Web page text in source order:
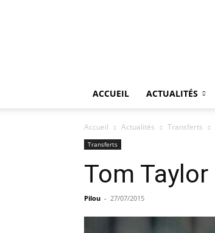
ACCUEIL ACTUALITÉS
Accueil Actualités Transferts
Transferts
Tom Taylor
Pilou - 27/07/2015